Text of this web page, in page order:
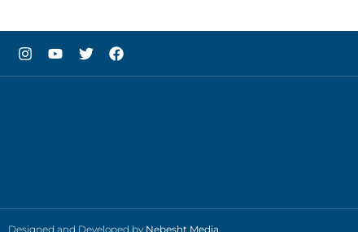
Designed and Developed by Nebesht Media